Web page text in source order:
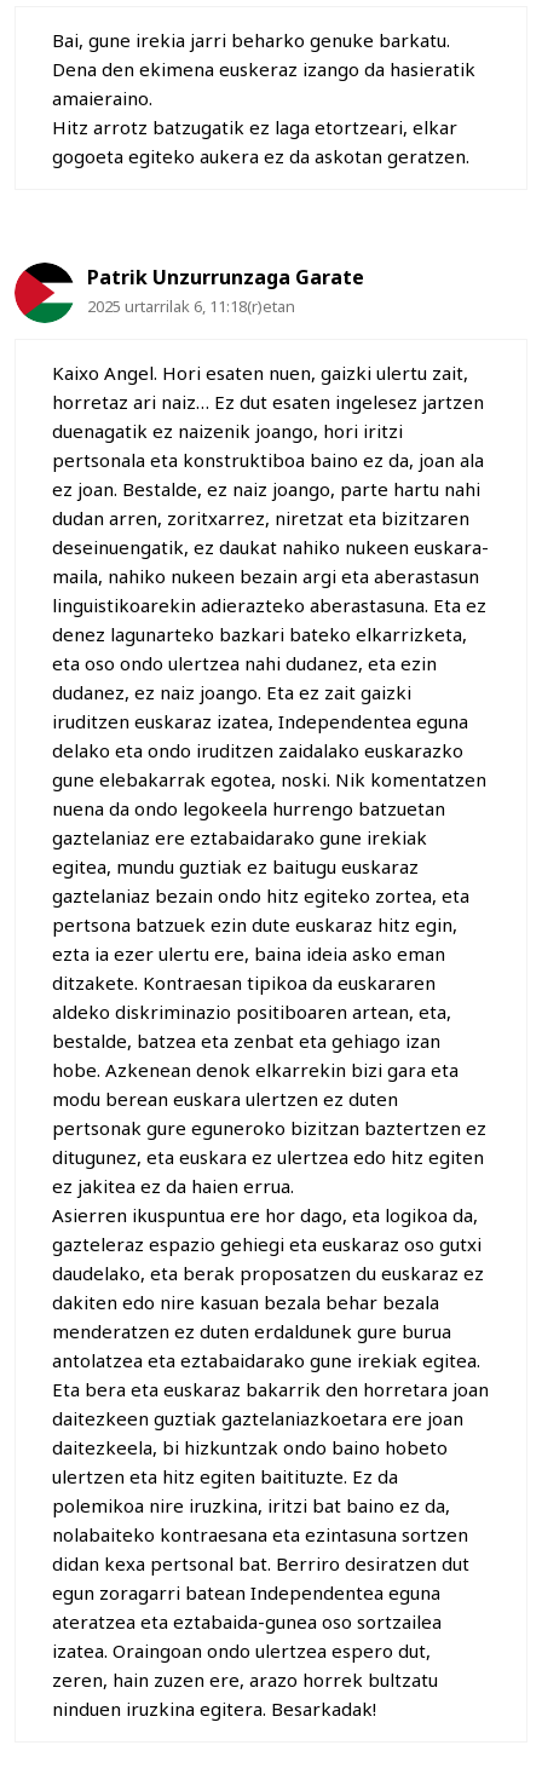
Bai, gune irekia jarri beharko genuke barkatu.
Dena den ekimena euskeraz izango da hasieratik
amaieraino.
Hitz arrotz batzugatik ez laga etortzeari, elkar
gogoeta egiteko aukera ez da askotan geratzen.
Patrik Unzurrunzaga Garate
2025 urtarrilak 6, 11:18(r)etan
Kaixo Angel. Hori esaten nuen, gaizki ulertu zait,
horretaz ari naiz… Ez dut esaten ingelesez jartzen
duenagatik ez naizenik joango, hori iritzi
pertsonala eta konstruktiboa baino ez da, joan ala
ez joan. Bestalde, ez naiz joango, parte hartu nahi
dudan arren, zoritxarrez, niretzat eta bizitzaren
deseinuengatik, ez daukat nahiko nukeen euskara-
maila, nahiko nukeen bezain argi eta aberastasun
linguistikoarekin adierazteko aberastasuna. Eta ez
denez lagunarteko bazkari bateko elkarrizketa,
eta oso ondo ulertzea nahi dudanez, eta ezin
dudanez, ez naiz joango. Eta ez zait gaizki
iruditzen euskaraz izatea, Independentea eguna
delako eta ondo iruditzen zaidalako euskarazko
gune elebakarrak egotea, noski. Nik komentatzen
nuena da ondo legokeela hurrengo batzuetan
gaztelaniaz ere eztabaidarako gune irekiak
egitea, mundu guztiak ez baitugu euskaraz
gaztelaniaz bezain ondo hitz egiteko zortea, eta
pertsona batzuek ezin dute euskaraz hitz egin,
ezta ia ezer ulertu ere, baina ideia asko eman
ditzakete. Kontraesan tipikoa da euskararen
aldeko diskriminazio positiboaren artean, eta,
bestalde, batzea eta zenbat eta gehiago izan
hobe. Azkenean denok elkarrekin bizi gara eta
modu berean euskara ulertzen ez duten
pertsonak gure eguneroko bizitzan baztertzen ez
ditugunez, eta euskara ez ulertzea edo hitz egiten
ez jakitea ez da haien errua.
Asierren ikuspuntua ere hor dago, eta logikoa da,
gazteleraz espazio gehiegi eta euskaraz oso gutxi
daudelako, eta berak proposatzen du euskaraz ez
dakiten edo nire kasuan bezala behar bezala
menderatzen ez duten erdaldunek gure burua
antolatzea eta eztabaidarako gune irekiak egitea.
Eta bera eta euskaraz bakarrik den horretara joan
daitezkeen guztiak gaztelaniazkoetara ere joan
daitezkeela, bi hizkuntzak ondo baino hobeto
ulertzen eta hitz egiten baitituzte. Ez da
polemikoa nire iruzkina, iritzi bat baino ez da,
nolabaiteko kontraesana eta ezintasuna sortzen
didan kexa pertsonal bat. Berriro desiratzen dut
egun zoragarri batean Independentea eguna
ateratzea eta eztabaida-gunea oso sortzailea
izatea. Oraingoan ondo ulertzea espero dut,
zeren, hain zuzen ere, arazo horrek bultzatu
ninduen iruzkina egitera. Besarkadak!